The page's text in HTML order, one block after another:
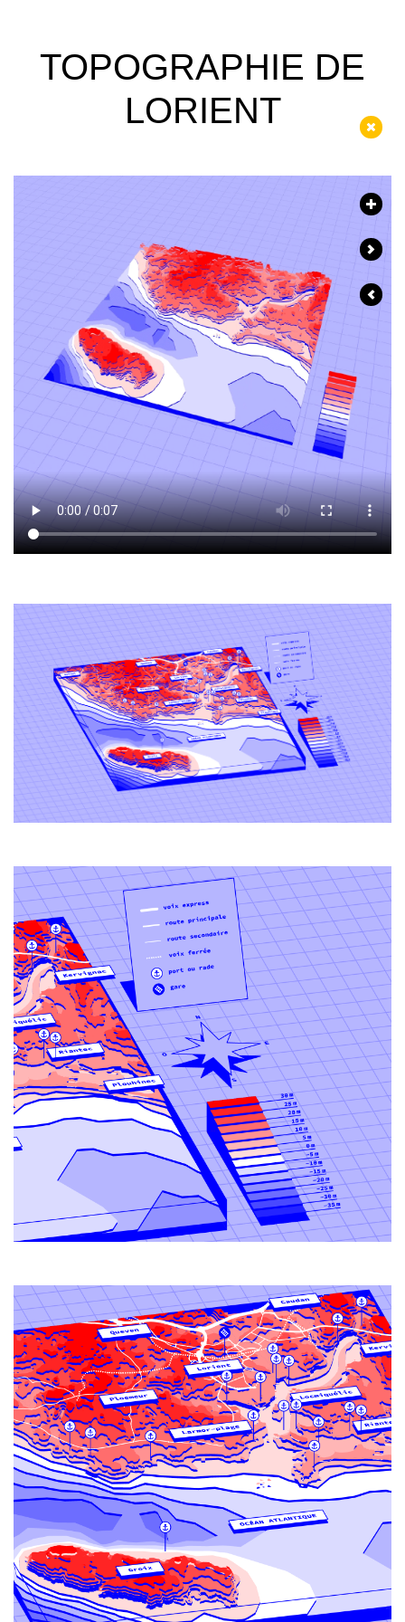
TOPOGRAPHIE DE
LORIENT